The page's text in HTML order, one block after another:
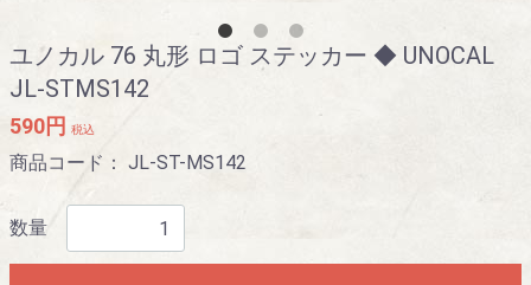
ユノカル 76 丸形 ロゴ ステッカー ◆ UNOCAL
JL-STMS142
590円 税込
商品コード： JL-ST-MS142
数量